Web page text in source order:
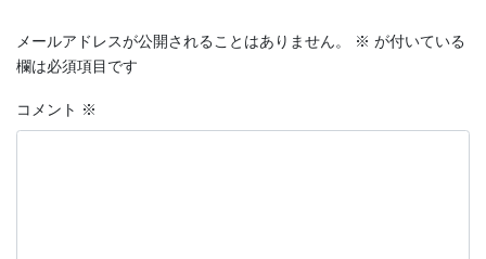
メールアドレスが公開されることはありません。 ※ が付いている
欄は必須項目です
コメント ※